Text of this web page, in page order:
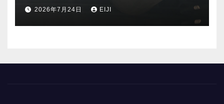
2026年7月24日 EIJI